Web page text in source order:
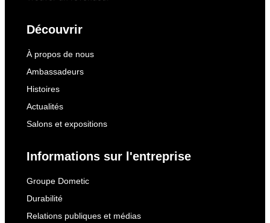
Découvrir
À propos de nous
Ambassadeurs
Histoires
Actualités
Salons et expositions
Informations sur l'entreprise
Groupe Dometic
Durabilité
Relations publiques et médias